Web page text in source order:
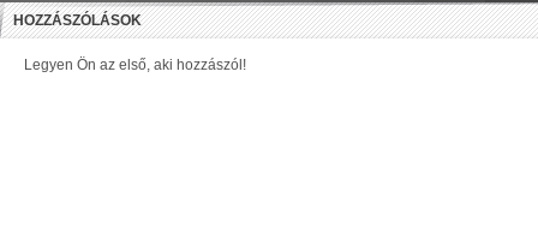
HOZZÁSZÓLÁSOK
Legyen Ön az első, aki hozzászól!